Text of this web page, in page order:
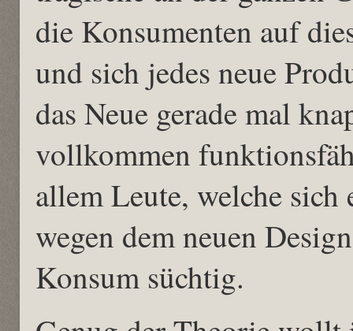
die Konsumenten auf
und sich jedes neue
das Neue gerade mal
vollkommen
allem Leute, welche
wegen dem neuen
Konsum süchtig.